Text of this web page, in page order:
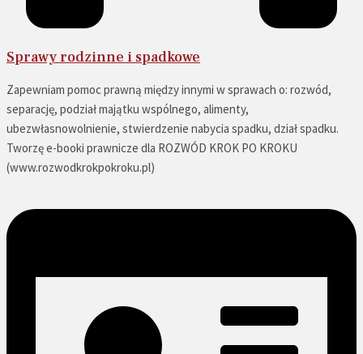
Sprawy rodzinne i spadkowe
Zapewniam pomoc prawną między innymi w sprawach o: rozwód,
separację, podział majątku wspólnego, alimenty,
ubezwłasnowolnienie, stwierdzenie nabycia spadku, dział spadku.
Tworzę e-booki prawnicze dla ROZWÓD KROK PO KROKU
(www.rozwodkrokpokroku.pl)